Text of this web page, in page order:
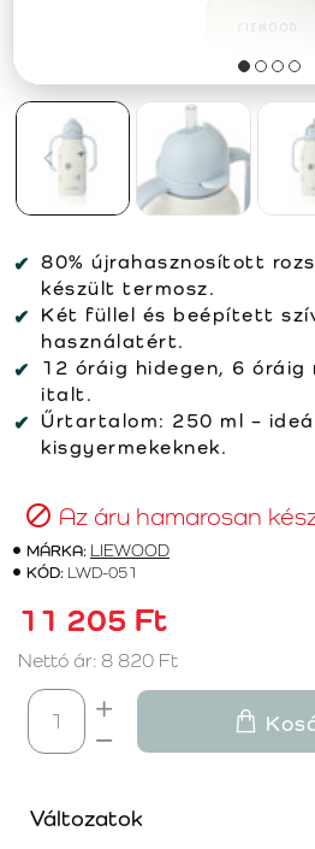
80% újrahasznosított
készült termosz.
Két füllel és beépített
használatért.
12 óráig hidegen, 6
italt.
Űrtartalom: 250 ml –
kisgyermekeknek.
Az áru hamarosan
MÁRKA: LIEWOOD
KÓD: LWD-051
11 205 Ft
Nettó ár: 8 820 Ft
Változatok